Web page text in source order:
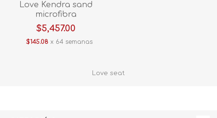
Love Kendra sand
microfibra
$5,457.00
$145.08 x 64 semanas
Love seat